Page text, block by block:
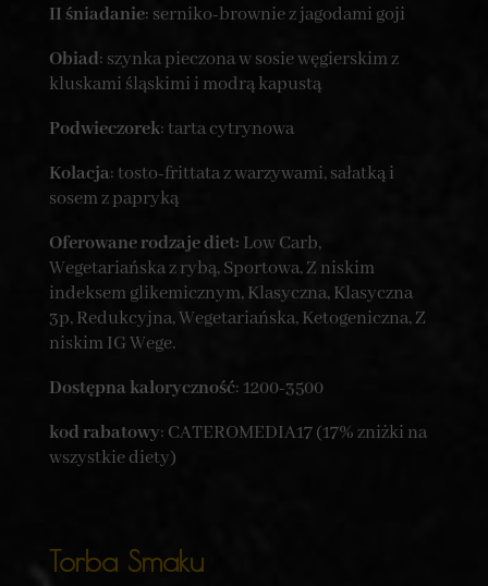
II śniadanie: serniko-brownie z jagodami goji
Obiad: szynka pieczona w sosie węgierskim z
kluskami śląskimi i modrą kapustą
Podwieczorek: tarta cytrynowa
Kolacja: tosto-frittata z warzywami, sałatką i
sosem z papryką
Oferowane rodzaje diet: Low Carb,
Wegetariańska z rybą, Sportowa, Z niskim
indeksem glikemicznym, Klasyczna, Klasyczna
3p, Redukcyjna, Wegetariańska, Ketogeniczna, Z
niskim IG Wege.
Dostępna kaloryczność: 1200-3500
kod rabatowy: CATEROMEDIA17 (17% zniżki na
wszystkie diety)
Torba Smaku